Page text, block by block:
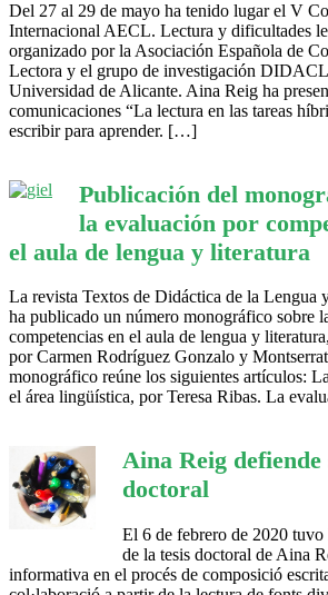
Del 27 al 29 de mayo ha tenido lugar el V
Internacional AECL. Lectura y dificultades
organizado por la Asociación Española de
Lectora y el grupo de investigación
Universidad de Alicante. Aina Reig ha
comunicaciones “La lectura en las tareas
escribir para aprender. […]
Publicación del
la evaluación por
el aula de lengua y literatura
La revista Textos de Didáctica de la Lengua
ha publicado un número monográfico sobre
competencias en el aula de lengua y
por Carmen Rodríguez Gonzalo y
monográfico reúne los siguientes artículos:
el área lingüística, por Teresa Ribas. La
Aina Reig defiende
doctoral
El 6 de febrero de 2020 tuvo
de la tesis doctoral de Aina
informativa en el procés de composició